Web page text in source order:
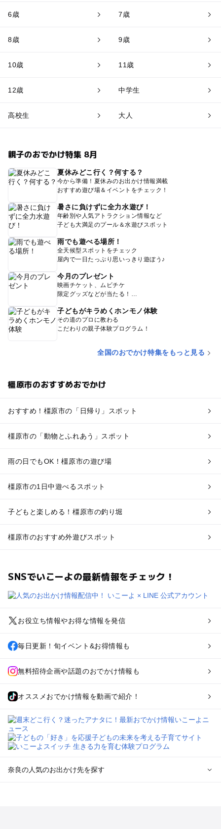
6歳 7歳
8歳 9歳
10歳 11歳
12歳 中学生
高校生 大人
親子のおでかけ特集 8月
夏休みどこ行く？何する？
今から準備！夏休みのお出かけ情報満載
おすすめ遊び場＆イベントをチェック！
暑さに負けずに全力水遊び！
年齢別や人気アトラクション情報など
子ども大満足のプール＆水遊びスポット
雨でも遊べる場所！
全天候型スポットをチェック
屋内で一日たっぷり思いっきり遊ぼう♪
今月のプレゼント
映画チケット、ムビチケ
限定グッズなどが当たる！
子どもがキラめくホンモノ体験
その道のプロに教わる
こだわりの親子体験プログラム！
全国のおでかけ特集をもっと見る
橿原市のおすすめおでかけ
おすすめ！橿原市の「日帰り」スポット
橿原市の「動物とふれあう」スポット
雨の日でもOK！橿原市の遊び場
橿原市の1日中遊べるスポット
子どもと楽しめる！橿原市の釣り堀
橿原市のおすすめ外遊びスポット
SNSでいこーよの最新情報をチェック！
お役立ち情報やお得な情報を発信
毎日更新！旬イベント&お得情報も
無料招待企画や話題のおでかけ情報も
オススメおでかけ情報を動画で紹介！
奈良の人気のお出かけ先を探す